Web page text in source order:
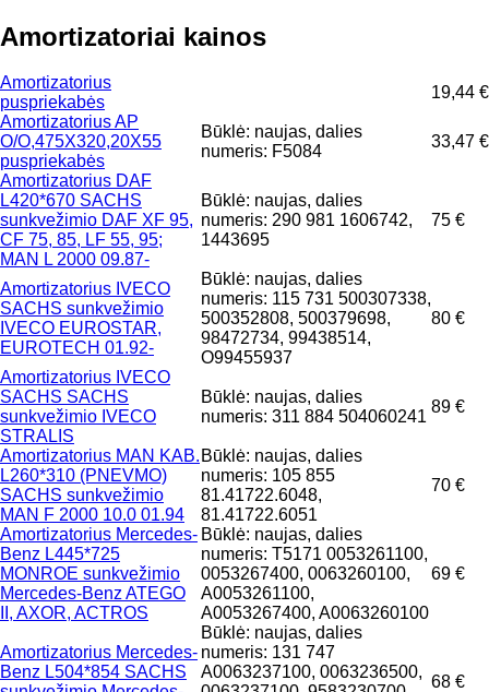
Amortizatoriai kainos
Amortizatorius
puspriekabės
19,44 €
Amortizatorius AP
O/O,475X320,20X55
puspriekabės
Būklė: naujas, dalies
numeris: F5084
33,47 €
Amortizatorius DAF
L420*670 SACHS
sunkvežimio DAF XF 95,
CF 75, 85, LF 55, 95;
MAN L 2000 09.87-
Būklė: naujas, dalies
numeris: 290 981 1606742,
1443695
75 €
Amortizatorius IVECO
SACHS sunkvežimio
IVECO EUROSTAR,
EUROTECH 01.92-
Būklė: naujas, dalies
numeris: 115 731 500307338,
500352808, 500379698,
98472734, 99438514,
O99455937
80 €
Amortizatorius IVECO
SACHS SACHS
sunkvežimio IVECO
STRALIS
Būklė: naujas, dalies
numeris: 311 884 504060241
89 €
Amortizatorius MAN KAB.
L260*310 (PNEVMO)
SACHS sunkvežimio
MAN F 2000 10.0 01.94
Būklė: naujas, dalies
numeris: 105 855
81.41722.6048,
81.41722.6051
70 €
Amortizatorius Mercedes-
Benz L445*725
MONROE sunkvežimio
Mercedes-Benz ATEGO
II, AXOR, ACTROS
Būklė: naujas, dalies
numeris: T5171 0053261100,
0053267400, 0063260100,
A0053261100,
A0053267400, A0063260100
69 €
Amortizatorius Mercedes-
Benz L504*854 SACHS
Būklė: naujas, dalies
numeris: 131 747
A0063237100, 0063236500,
68 €